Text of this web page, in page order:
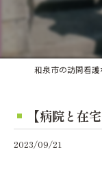
【病院と在
2023/09/21